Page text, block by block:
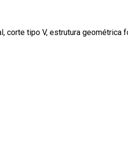
corte tipo V, estrutura